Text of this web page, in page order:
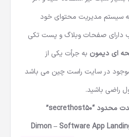
سیستم مدیریت محتوای خود
دارای صفحات وبلاگ و پست تکی
ای دیمون به جرأت یکی از
موجود در سایت راست چین می باشد
راضی باشید.
Dimon – Software App